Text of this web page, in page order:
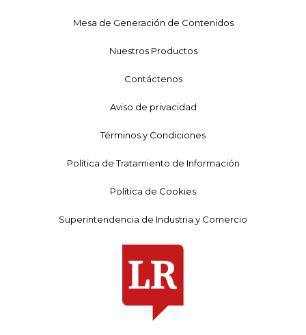
Mesa de Generación de Contenidos
Nuestros Productos
Contáctenos
Aviso de privacidad
Términos y Condiciones
Política de Tratamiento de Información
Política de Cookies
Superintendencia de Industria y Comercio